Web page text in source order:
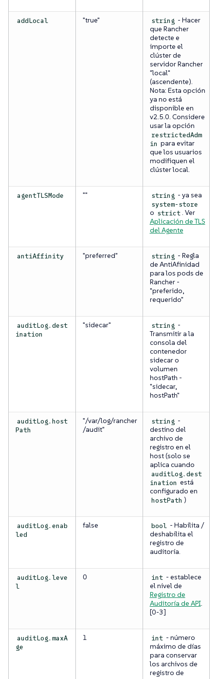
addLocal "true" string - Hacer
que Rancher
detecte e
importe el
clúster de
servidor Rancher
"local"
(ascendente).
Nota: Esta opción
ya no está
disponible en
v2.5.0. Considere
usar la opción
restrictedAdm
in para evitar
que los usuarios
modifiquen el
clúster local.
agentTLSMode "" string - ya sea
system-store
o strict. Ver
Aplicación de TLS
del Agente
antiAffinity "preferred" string - Regla
de AntiAfinidad
para los pods de
Rancher -
"preferido,
requerido"
auditLog.dest
ination
"sidecar" string -
Transmitir a la
consola del
contenedor
sidecar o
volumen
hostPath -
"sidecar,
hostPath"
auditLog.host
Path
"/var/log/rancher
/audit"
string -
destino del
archivo de
registro en el
host (solo se
aplica cuando
auditLog.dest
ination está
configurado en
hostPath )
auditLog.enab
led
false bool - Habilita /
deshabilita el
registro de
auditoría.
auditLog.leve
l
0 int - establece
el nivel de
Registro de
Auditoría de API.
[0-3]
auditLog.maxA
ge
1 int - número
máximo de días
para conservar
los archivos de
registro de